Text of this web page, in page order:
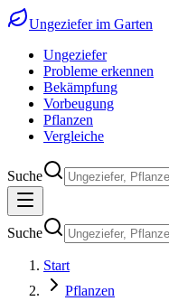
Ungeziefer im Garten
Ungeziefer
Probleme erkennen
Bekämpfung
Vorbeugung
Pflanzen
Vergleiche
Suche
Suche
Start
Pflanzen